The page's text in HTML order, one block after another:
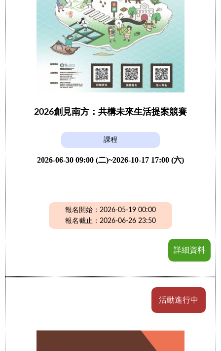
2026創見南方：共構未來生活提案競賽
課程
2026-06-30 09:00 (二)~2026-10-17 17:00 (六)
報名開始：2026-05-19 00:00
報名截止：2026-06-26 23:50
詳細資料
活動進行中